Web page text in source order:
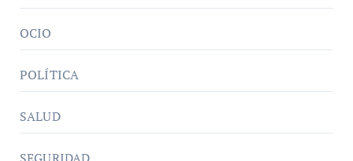
OCIO
POLÍTICA
SALUD